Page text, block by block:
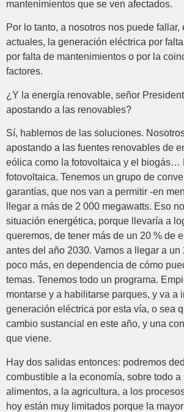
mantenimientos que se ven afectados.
Por lo tanto, a nosotros nos puede
actuales, la generación eléctrica por
por falta de mantenimientos o por la
factores.
¿Y la energía renovable, señor
apostando a las renovables?
Sí, hablemos de las soluciones.
apostando a las fuentes renovables de
eólica como la fotovoltaica y el biogás…
fotovoltaica. Tenemos un grupo de
garantías, que nos van a permitir -en
llegar a más de 2 000 megawatts. Eso
situación energética, porque llevaría a
queremos, de tener más de un 20 % de
antes del año 2030. Vamos a llegar a un
poco más, en dependencia de cómo
temas. Tenemos todo un programa.
montarse y a habilitarse parques, y va a
generación eléctrica por esta vía, o sea
cambio sustancial en este año, y una
que viene.
Hay dos salidas entonces: podremos
combustible a la economía, sobre todo
alimentos, a la agricultura, a los
hoy están muy limitados porque la mayor